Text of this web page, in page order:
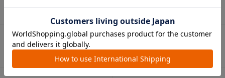
ベビーラック＆
ベビーチェア
（子守帯）